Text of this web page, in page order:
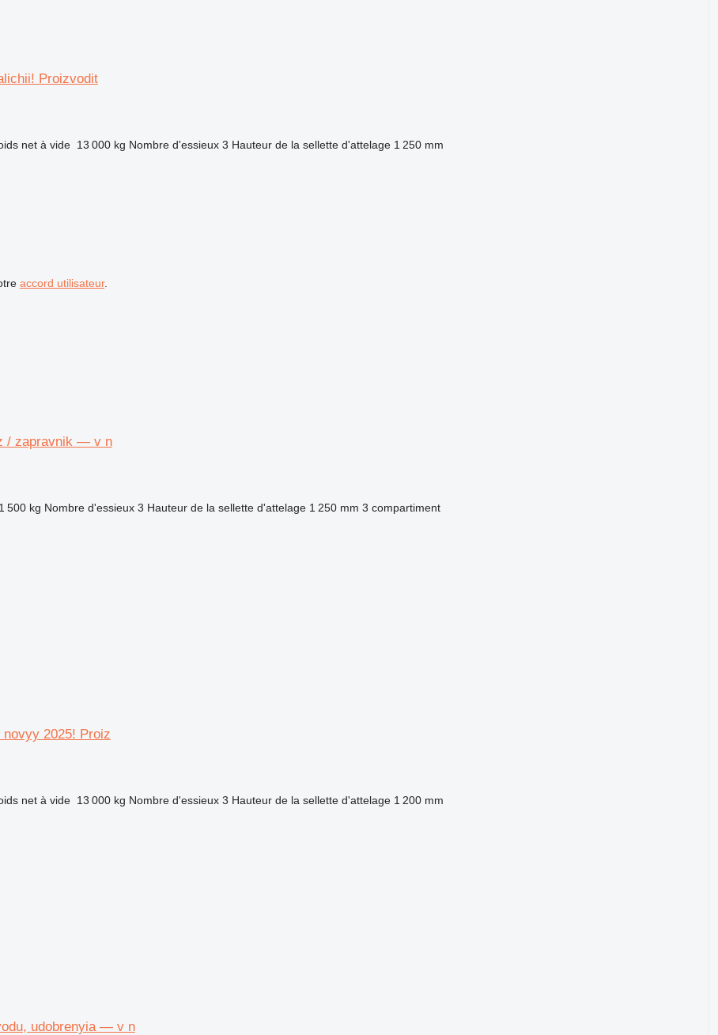
Proizvodit
net à vide 13 000 kg Nombre d'essieux 3 Hauteur de la sellette d'attelage 1 250 mm
accord utilisateur.
/ zapravnik — v n
500 kg Nombre d'essieux 3 Hauteur de la sellette d'attelage 1 250 mm 3 compartiment
2025! Proiz
net à vide 13 000 kg Nombre d'essieux 3 Hauteur de la sellette d'attelage 1 200 mm
udobrenyia — v n